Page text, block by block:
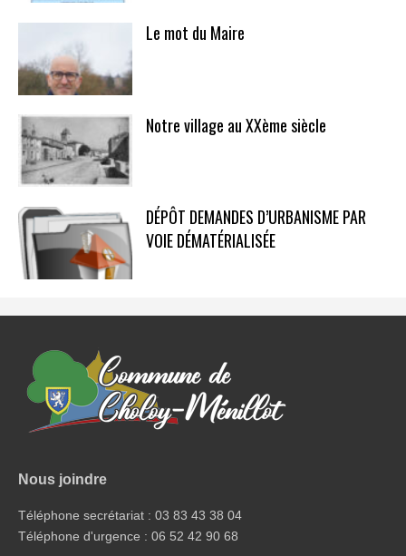
Le mot du Maire
Notre village au XXème siècle
DÉPÔT DEMANDES D’URBANISME PAR
VOIE DÉMATÉRIALISÉE
Nous joindre
Téléphone secrétariat : 03 83 43 38 04
Téléphone d'urgence : 06 52 42 90 68